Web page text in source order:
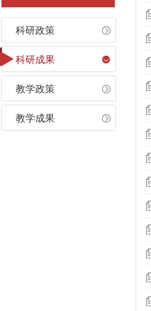
科研政策
科研成果
教学政策
教学成果